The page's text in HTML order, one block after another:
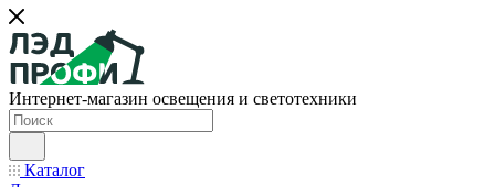
Интернет-магазин освещения и светотехники
Каталог